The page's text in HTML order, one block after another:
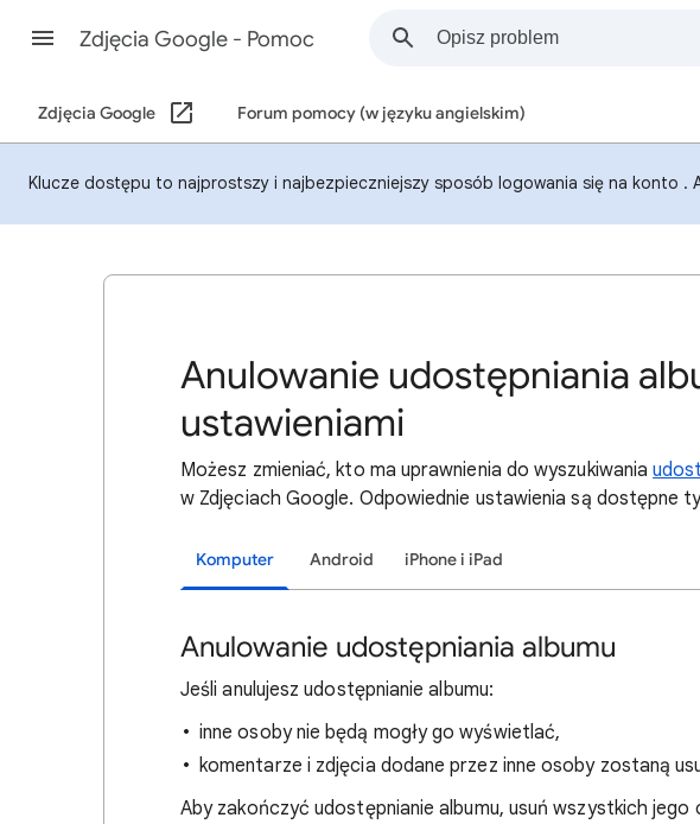
Zdjęcia Google - Pomoc
Zdjęcia Google Forum pomocy (w języku angielskim)
Klucze dostępu to najprostszy i najbezpieczniejszy sposób logowania się na konto
Anulowanie udostępniania
ustawieniami
Możesz zmieniać, kto ma uprawnienia do wyszukiwania
w Zdjęciach Google. Odpowiednie ustawienia są dostępne
Komputer Android iPhone i iPad
Anulowanie udostępniania albumu
Jeśli anulujesz udostępnianie albumu:
inne osoby nie będą mogły go wyświetlać,
komentarze i zdjęcia dodane przez inne osoby zostaną
Aby zakończyć udostępnianie albumu, usuń wszystkich jego